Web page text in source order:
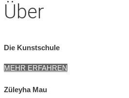
Über
Die Kunstschule
MEHR ERFAHREN
Züleyha Mau